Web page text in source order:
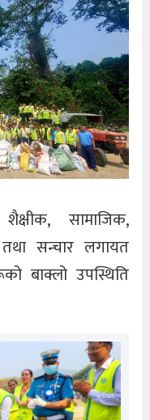
सामाजिक,
सन्चार लगायत
बाक्लो उपस्थिति